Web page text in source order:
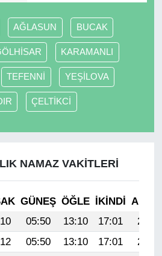
AĞLASUN BUCAK
KARAMANLI
TEFENNİ YEŞİLOVA
ÇELTİKCİ
NAMAZ VAKITLERI
GÜNEŞ ÖĞLE İKINDI
05:50 13:10 17:01
20:21
05:50 13:10 17:01
20:21